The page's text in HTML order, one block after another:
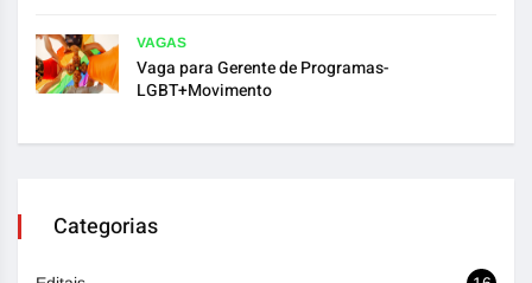
VAGAS
Vaga para Gerente de Programas-
LGBT+Movimento
Categorias